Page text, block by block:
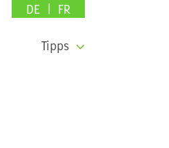
DE FR
Tipps